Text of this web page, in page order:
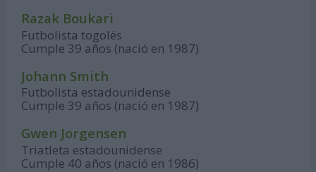
Razak Boukari
Futbolista togolés
Cumple 39 años (nació en 1987)
Johann Smith
Futbolista estadounidense
Cumple 39 años (nació en 1987)
Gwen Jorgensen
Triatleta estadounidense
Cumple 40 años (nació en 1986)